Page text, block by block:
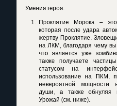
Умения героя:
Проклятие Морока – это
которая после удара
жертву Проклятие.
на ЛКМ, благодаря чему вы
что является уже
также получаете
статусом на
использование на ПКМ,
невероятной мощности
души, а также обнуляя
Урожай (см. ниже).